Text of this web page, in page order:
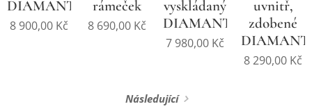
DIAMANTEM
8 900,00 Kč
rámeček
8 690,00 Kč
vyskládaný
DIAMANTY
7 980,00 Kč
uvnitř,
zdobené
8 290,00 Kč
Následující